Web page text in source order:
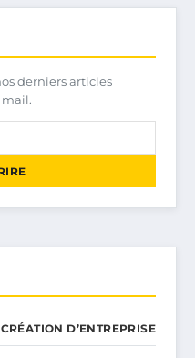
derniers articles
CRÉATION D’ENTREPRISE